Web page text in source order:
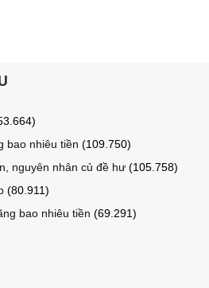
bao nhiêu tiền (109.750)
nguyên nhân củ đề hư (105.758)
(80.911)
bao nhiêu tiền (69.291)